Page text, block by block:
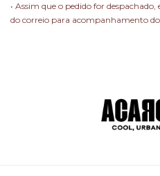
• Assim que o pedido for
do correio para acompanhamento do